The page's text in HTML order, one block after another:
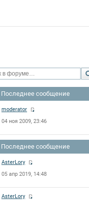
Последнее сообщение
moderator
04 ноя 2009, 23:46
Последнее сообщение
AsterLory
05 апр 2019, 14:48
AsterLory